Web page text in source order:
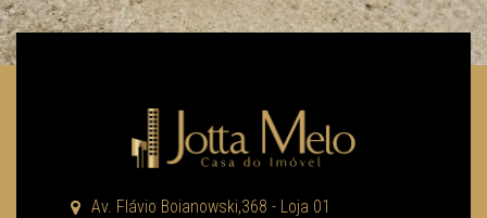
Av. Flávio Boianowski,368 - Loja 01